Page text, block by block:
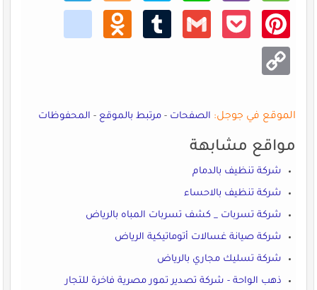
Pinte
rest
Pocke
Gmail
Tumb
Odno
klass
niki
Copy
Link
الموقع في جوجل: الصفحات-مرتبط بالموقع-المحفوظات
مواقع مشابهة
شركة تنظيف بالدمام
شركة تنظيف بالاحساء
شركة تسربات _ كشف تسربات المباه بالرياض
شركة صيانة غسالات أتوماتيكية الرياض
شركة تسليك مجاري بالرياض
ذهب الواحة - شركة تصدير تمور مصرية فاخرة للتجار